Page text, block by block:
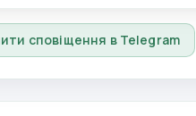
сповіщення в Telegram